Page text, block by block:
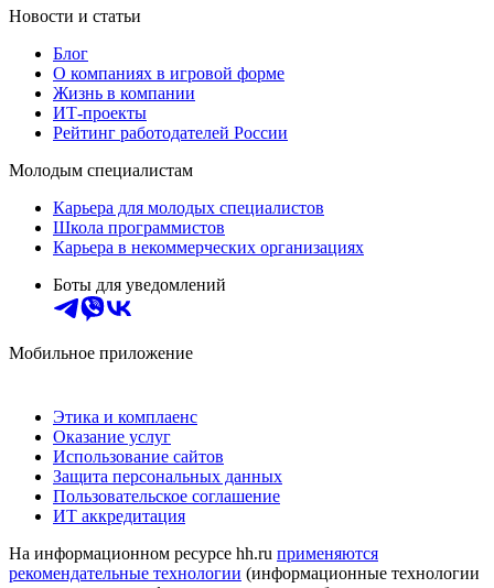
Новости и статьи
Блог
О компаниях в игровой форме
Жизнь в компании
ИТ-проекты
Рейтинг работодателей России
Молодым специалистам
Карьера для молодых специалистов
Школа программистов
Карьера в некоммерческих организациях
Боты для уведомлений
Мобильное приложение
Этика и комплаенс
Оказание услуг
Использование сайтов
Защита персональных данных
Пользовательское соглашение
ИТ аккредитация
На информационном ресурсе hh.ru применяются
рекомендательные технологии (информационные технологии